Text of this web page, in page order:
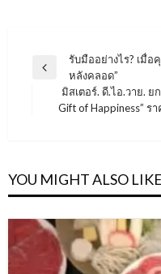
แนะแนว
เรื่อง
Previous
รับมืออย่างไร? เมื่
หลังคลอด”
Next
มิสเตอร์. ดี.ไอ.วาย. ย
Gift of Happiness” ร
YOU MIGHT ALSO LIKE